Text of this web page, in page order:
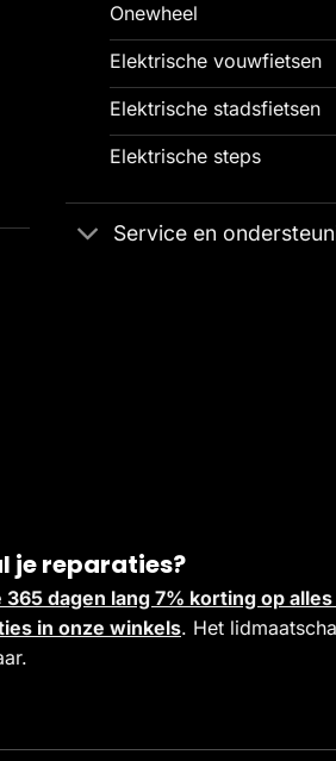
Onewheel
Elektrische vouwfietsen
Elektrische stadsfietsen
Elektrische steps
Service en
je reparaties?
365 dagen lang 7% korting op
in onze winkels. Het